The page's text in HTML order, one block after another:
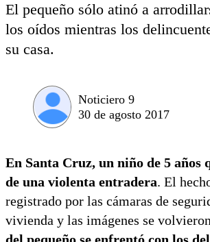
El pequeño sólo atinó a
los oídos mientras los
su casa.
Noticiero 9
30 de agosto 2017
En Santa Cruz, un niño de 5 años
de una violenta entradera. El
registrado por las cámaras de
vivienda y las imágenes se
del pequeño se enfrentó con los